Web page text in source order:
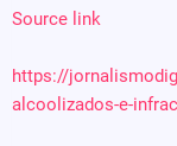
Source link
https://
alcoolizados-e-